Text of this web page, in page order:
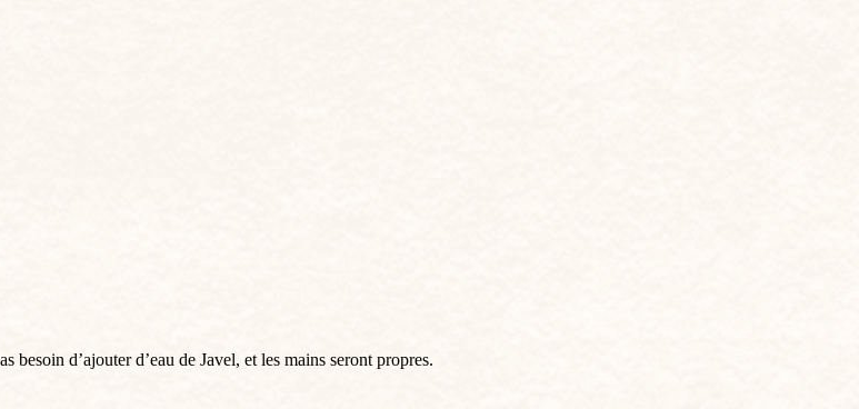
d’ajouter d’eau de Javel, et les mains seront propres.